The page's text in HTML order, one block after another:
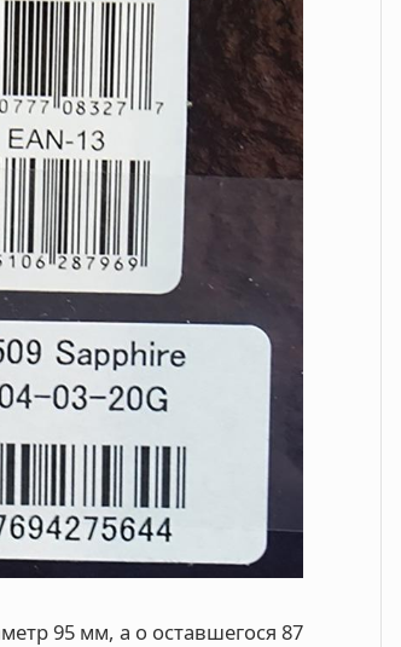
95 мм, а о оставшегося 87